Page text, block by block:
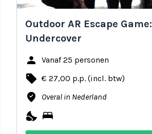
Outdoor AR Escape Game:
Undercover
person Vanaf 25 personen
local_offer € 27,00 p.p. (incl. btw)
where_to_vote Overal in Nederland
nights_stay bed